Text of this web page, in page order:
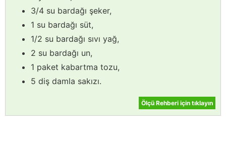
3/4 su bardağı şeker,
1 su bardağı süt,
1/2 su bardağı sıvı yağ,
2 su bardağı un,
1 paket kabartma tozu,
5 diş damla sakızı.
Ölçü Rehberi için tıklayın